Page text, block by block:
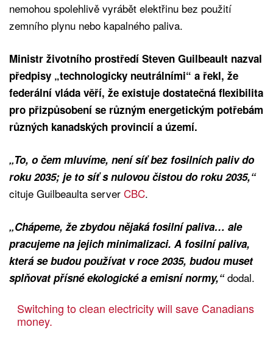
nemohou spolehlivě vyrábět elektřinu bez použití
zemního plynu nebo kapalného paliva.
Ministr životního prostředí Steven Guilbeault nazval
předpisy „technologicky neutrálními“ a řekl, že
federální vláda věří, že existuje dostatečná flexibilita
pro přizpůsobení se různým energetickým potřebám
různých kanadských provincií a území.
„To, o čem mluvíme, není síť bez fosilních paliv do
roku 2035; je to síť s nulovou čistou do roku 2035,“
cituje Guilbeaulta server CBC.
„Chápeme, že zbydou nějaká fosilní paliva… ale
pracujeme na jejich minimalizaci. A fosilní paliva,
která se budou používat v roce 2035, budou muset
splňovat přísné ekologické a emisní normy,“dodal.
Switching to clean electricity will save Canadians
money.